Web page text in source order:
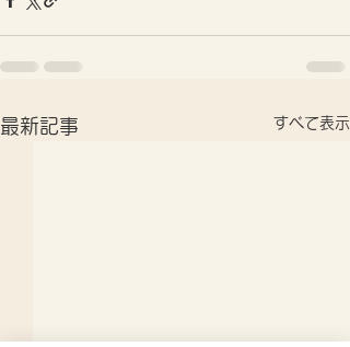
最新記事 すべて表示